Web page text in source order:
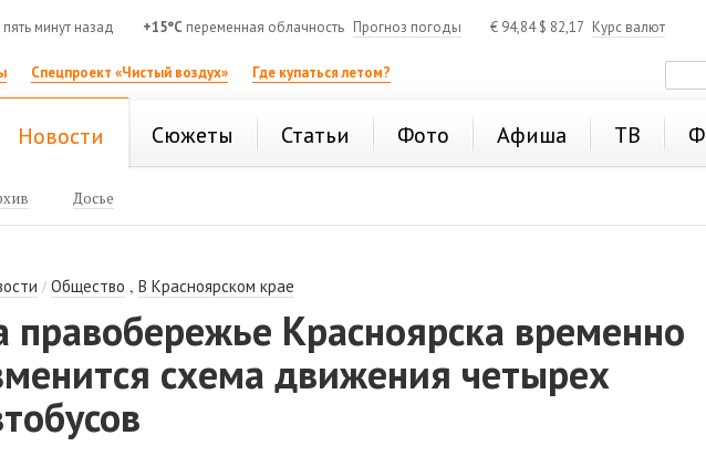
минут назад +15°C переменная облачность Прогноз погоды € 94,84$ 82,17 Курс валют
Спецпроект «Чистый воздух» Где купаться летом?
Новости Сюжеты Статьи Фото Афиша ТВ
Досье
/Общество ,В Красноярском крае
правобережье Красноярска временно
схема движения четырех